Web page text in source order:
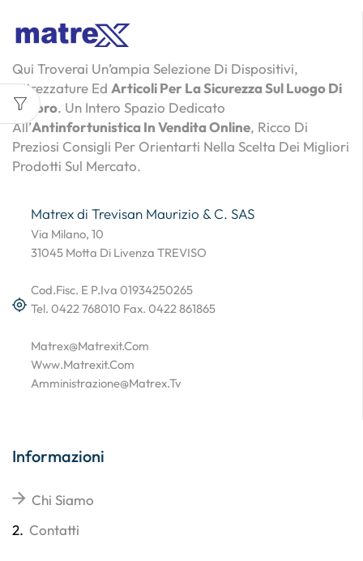
Qui Troverai Un’ampia Selezione Di Dispositivi,
Attrezzature Ed Articoli Per La Sicurezza Sul Luogo Di
Lavoro. Un Intero Spazio Dedicato
All’Antinfortunistica In Vendita Online, Ricco Di
Preziosi Consigli Per Orientarti Nella Scelta Dei Migliori
Prodotti Sul Mercato.
Matrex di Trevisan Maurizio & C. SAS
Via Milano, 10
31045 Motta Di Livenza TREVISO
Cod.Fisc. E P.Iva 01934250265
Tel. 0422 768010 Fax. 0422 861865
Matrex@matrexit.com
Www.matrexit.com
Amministrazione@matrex.tv
Informazioni
Chi Siamo
2. Contatti